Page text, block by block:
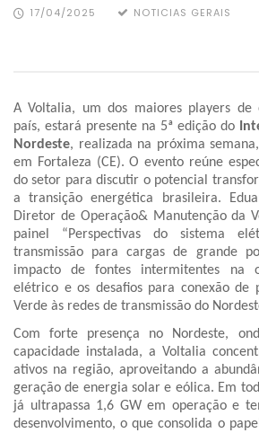
17/04/2025 NOTICIAS GERAIS
A Voltalia, um dos maiores players de
país, estará presente na 5ª edição do
Nordeste, realizada na próxima
em Fortaleza (CE). O evento reúne
do setor para discutir o potencial
a transição energética brasileira.
Diretor de Operação& Manutenção da
painel “Perspectivas do sistema
transmissão para cargas de grande
impacto de fontes intermitentes na
elétrico e os desafios para conexão de
Verde às redes de transmissão do
Com forte presença no Nordeste,
capacidade instalada, a Voltalia
ativos na região, aproveitando a
geração de energia solar e eólica. Em
já ultrapassa 1,6 GW em operação e
desenvolvimento, o que consolida o